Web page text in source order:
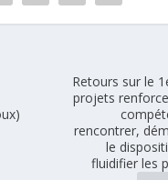
Retours sur le
projets
rencontrer,
le
fluidifier les